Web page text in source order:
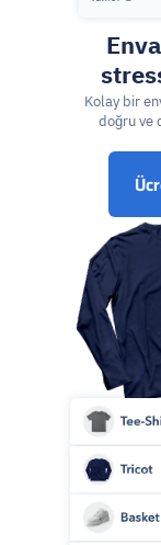
Kolay bir
doğru ve